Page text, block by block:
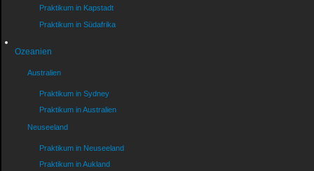
Praktikum in Kapstadt
Praktikum in Südafrika
Ozeanien
Australien
Praktikum in Sydney
Praktikum in Australien
Neuseeland
Praktikum in Neuseeland
Praktikum in Aukland